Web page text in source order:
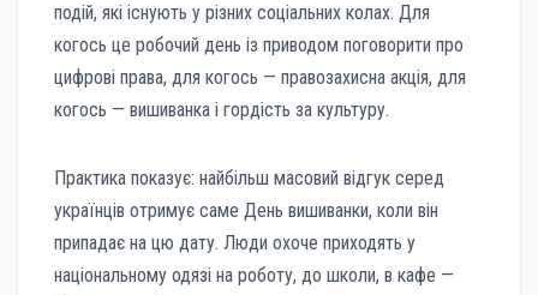
подій, які існують у різних соціальних колах. Для
когось це робочий день із приводом поговорити про
цифрові права, для когось — правозахисна акція, для
когось — вишиванка і гордість за культуру.
Практика показує: найбільш масовий відгук серед
українців отримує саме День вишиванки, коли він
припадає на цю дату. Люди охоче приходять у
національному одязі на роботу, до школи, в кафе —